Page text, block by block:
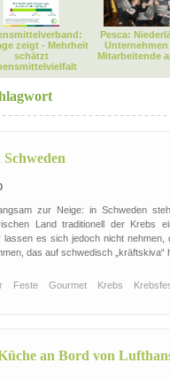
zeigt - Mehrheit
schätzt
Pesca:
Mitarbeitende
Schweden
zur Neige: in Schweden
Land traditionell der Krebs
es sich jedoch nicht
das auf schwedisch „kräftskiva“
Feste Gourmet Krebs
an Bord von